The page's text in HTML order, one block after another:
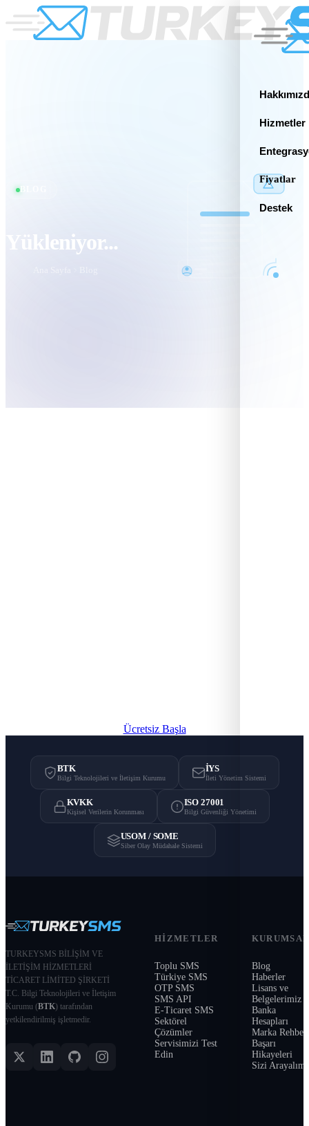
Hizmetler
Fiyatlar
Destek
BLOG
Yükleniyor...
Ücretsiz Başla
BTK
Bilgi Teknolojileri ve İletişim Kurumu
İYS
İleti Yönetim Sistemi
KVKK
Kişisel Verilerin Korunması
ISO 27001
Bilgi Güvenliği Yönetimi
USOM / SOME
Siber Olay Müdahale Sistemi
TURKEYSMS BİLİŞİM VE
İLETİŞİM HİZMETLERİ
TİCARET LİMİTED ŞİRKETİ
T.C. Bilgi Teknolojileri ve İletişim
Kurumu (BTK) tarafından
yetkilendirilmiş işletmedir.
HIZMETLER
Toplu SMS
Türkiye SMS
OTP SMS
SMS API
E-Ticaret SMS
Sektörel
Çözümler
Servisimizi Test
Edin
Blog
Haberler
Lisans ve
Belgelerimiz
Banka
Hesapları
Marka Rehberi
Başarı
Hikayeleri
Sizi Arayalım